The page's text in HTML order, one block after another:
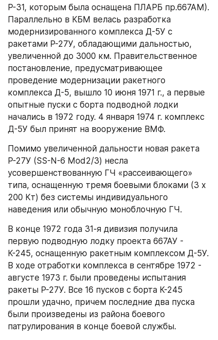
Р-31, которым была оснащена ПЛАРБ пр.667АМ).
Параллельно в КБМ велась разработка
модернизированного комплекса Д-5У с
ракетами Р-27У, обладающими дальностью,
увеличенной до 3000 км. Правительственное
постановление, предусматривающее
проведение модернизации ракетного
комплекса Д-5, вышло 10 июня 1971 г., а первые
опытные пуски с борта подводной лодки
начались в 1972 году. 4 января 1974 г. комплекс
Д-5У был принят на вооружение ВМФ.
Помимо увеличенной дальности новая ракета
Р-27У (SS-N-6 Mod2/3) несла
усовершенствованную ГЧ «рассеивающего»
типа, оснащенную тремя боевыми блоками (3 х
200 Кт) без системы индивидуального
наведения или обычную моноблочную ГЧ.
В конце 1972 года 31-я дивизия получила
первую подводную лодку проекта 667АУ -
К-245, оснащенную ракетным комплексом Д-5У.
В ходе отработки комплекса в сентябре 1972 -
августе 1973 г. были проведены испытания
ракеты Р-27У. Все 16 пусков с борта К-245
прошли удачно, причем последние два пуска
были произведены из района боевого
патрулирования в конце боевой службы.